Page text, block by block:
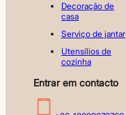
Decoração de
casa
Serviço de jantar
Utensílios de
cozinha
Entrar em contacto